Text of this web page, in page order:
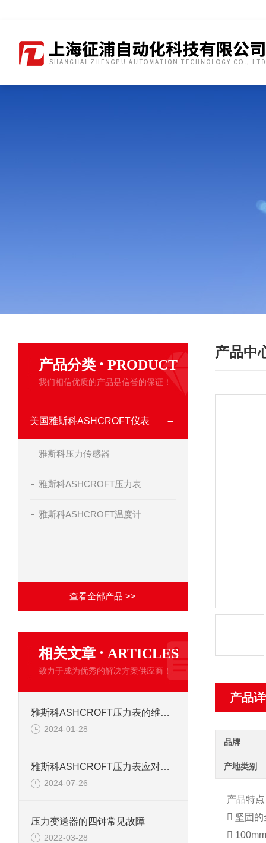
产品中
产品
品牌
产地类别
产品特点
 坚固

产品分类 · PRODUCT
我们相信优质的产品是信誉的保证！
美国雅斯科ASHCROFT仪表
雅斯科压力传感器
雅斯科ASHCROFT压力表
雅斯科ASHCROFT温度计
查看全部产品 >>
相关文章 · ARTICLES
致力于成为优秀的解决方案供应商！
雅斯科ASHCROFT压力表的维护与校准
2024-01-28
雅斯科ASHCROFT压力表应对恶劣环境的解决方案
2024-07-26
压力变送器的四钟常见故障
2022-03-28